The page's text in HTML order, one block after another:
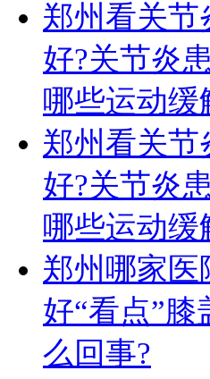
郑州看关节
好?关节炎
哪些运动缓
郑州看关节
好?关节炎
哪些运动缓
郑州哪家医
好“看点”膝
么回事?